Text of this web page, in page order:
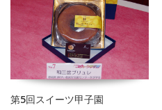
第5回スイーツ甲子園